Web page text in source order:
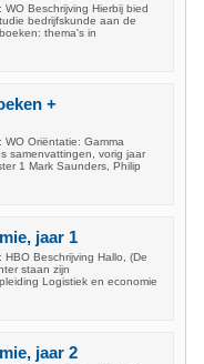
Beschrijving Hierbij bied
bedrijfskunde aan de
thema's in
+
Oriëntatie: Gamma
samenvattingen, vorig jaar
1 Mark Saunders, Philip
jaar 1
Beschrijving Hallo, (De
staan zijn
Logistiek en economie
jaar 2